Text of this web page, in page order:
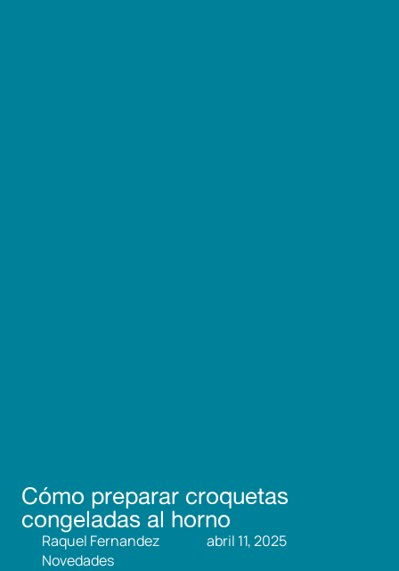
Cómo preparar croquetas
congeladas al horno
Raquel Fernandez
abril 11, 2025
Novedades